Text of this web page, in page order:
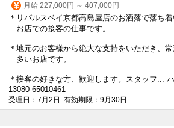
月給 227,000円 ～ 407,000円
＊リパルスベイ京都高島屋店のお洒落で落ち
お店での接客の仕事です。
＊地元のお客様から絶大な支持をいただき、
多いお店です。
＊接客の好きな方、歓迎します。スタッフ...
13080-65010461
受理日：7月2日 有効期限：9月30日